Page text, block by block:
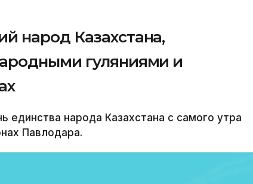
народ Казахстана,
гуляниями и
народа Казахстана с самого утра
Павлодара.